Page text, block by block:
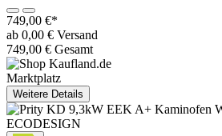
749,00 €*
ab 0,00 € Versand
749,00 € Gesamt
Marktplatz
Weitere Details